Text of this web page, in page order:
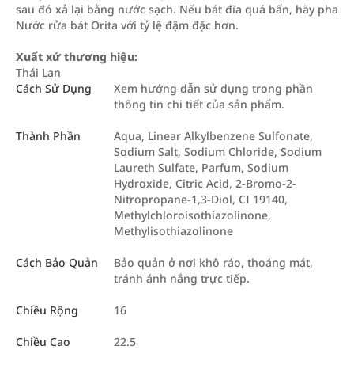
sau đó xả lại bằng nước sạch. Nếu bát đĩa quá bẩn, hãy pha
Nước rửa bát Orita với tỷ lệ đậm đặc hơn.
Xuất xứ thương hiệu:
Thái Lan
Cách Sử Dụng
Xem hướng dẫn sử dụng trong phần
thông tin chi tiết của sản phẩm.
Thành Phần
Aqua, Linear Alkylbenzene Sulfonate,
Sodium Salt, Sodium Chloride, Sodium
Laureth Sulfate, Parfum, Sodium
Hydroxide, Citric Acid, 2-Bromo-2-
Nitropropane-1,3-Diol, CI 19140,
Methylchloroisothiazolinone,
Methylisothiazolinone
Cách Bảo Quản
Bảo quản ở nơi khô ráo, thoáng mát,
tránh ánh nắng trực tiếp.
Chiều Rộng 16
Chiều Cao 22.5